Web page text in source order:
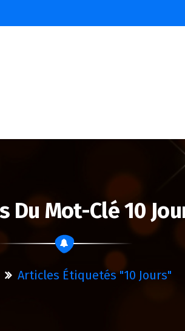
Du Mot-Clé 10
Articles Étiquetés "10 Jours"